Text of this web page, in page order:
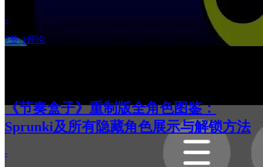
-
7赞·1评论
《节奏盒子》重制版全角色图鉴：
Sprunki及所有隐藏角色展示与解锁方法
-